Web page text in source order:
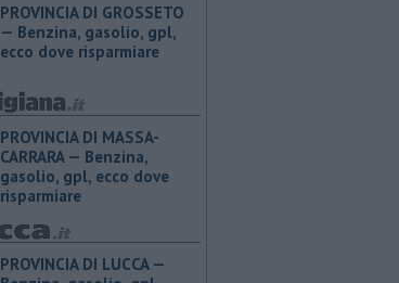
PROVINCIA DI GROSSETO
— ​Benzina, gasolio, gpl,
ecco dove risparmiare
PROVINCIA DI MASSA-
CARRARA — ​Benzina,
gasolio, gpl, ecco dove
risparmiare
PROVINCIA DI LUCCA — ​